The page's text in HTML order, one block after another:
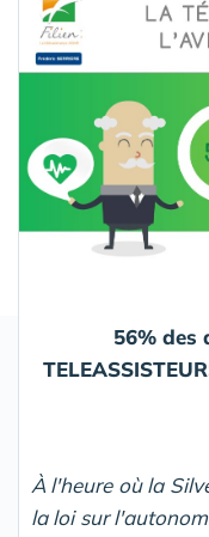
56% des
À l'heure où la
la loi sur